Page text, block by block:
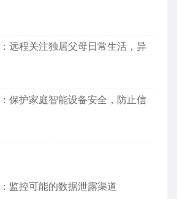
：远程关注独居父母日常生活，异
：保护家庭智能设备安全，防止信
：监控可能的数据泄露渠道